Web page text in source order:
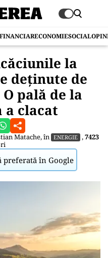
FINANCIARECONOMIESOCIAL
la
deținute de
pală de la
a clacat
Matache, în ENERGIE ,7423
preferată în Google